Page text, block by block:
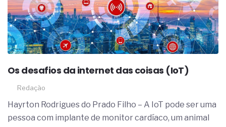
Os desafios da internet das coisas (IoT)
Redação
Hayrton Rodrigues do Prado Filho – A IoT pode ser uma
pessoa com implante de monitor cardíaco, um animal